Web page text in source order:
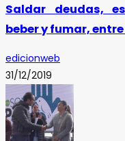
Saldar deudas,
beber y fumar,
edicionweb
31/12/2019